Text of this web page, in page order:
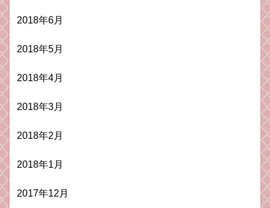
2018年6月
2018年5月
2018年4月
2018年3月
2018年2月
2018年1月
2017年12月